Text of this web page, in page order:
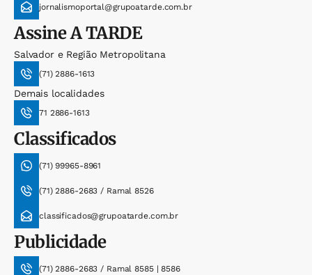
jornalismoportal@grupoatarde.com.br
AssineA TARDE
Salvador e Região Metropolitana
(71) 2886-1613
Demais localidades
71 2886-1613
Classificados
(71) 99965-8961
(71) 2886-2683 / Ramal 8526
classificados@grupoatarde.com.br
Publicidade
(71) 2886-2683 / Ramal 8585 | 8586